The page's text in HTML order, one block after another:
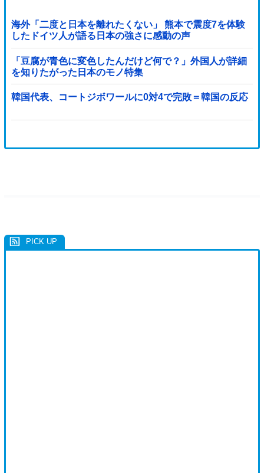
海外「二度と日本を離れたくない」 熊本で震度7を体験
したドイツ人が語る日本の強さに感動の声
「豆腐が青色に変色したんだけど何で？」外国人が詳細
を知りたがった日本のモノ特集
韓国代表、コートジボワールに0対4で完敗＝韓国の反応